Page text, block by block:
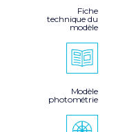
Fiche
technique du
modèle
Modèle
photométrie